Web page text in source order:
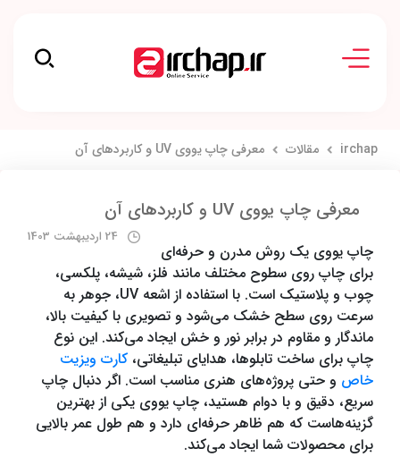
irchap مقالات معرفی چاپ یووی UV و کاربردهای آن
معرفی چاپ یووی UV و کاربردهای آن
24 اردیبهشت 1403
چاپ یووی یک روش مدرن و حرفه‌ای
برای چاپ روی سطوح مختلف مانند فلز، شیشه، پلکسی،
چوب و پلاستیک است. با استفاده از اشعه UV، جوهر به
سرعت روی سطح خشک می‌شود و تصویری با کیفیت بالا،
ماندگار و مقاوم در برابر نور و خش ایجاد می‌کند. این نوع
چاپ برای ساخت تابلوها، هدایای تبلیغاتی، کارت ویزیت
خاص و حتی پروژه‌های هنری مناسب است. اگر دنبال چاپ
سریع، دقیق و با دوام هستید، چاپ یووی یکی از بهترین
گزینه‌هاست که هم ظاهر حرفه‌ای دارد و هم طول عمر بالایی
برای محصولات شما ایجاد می‌کند.